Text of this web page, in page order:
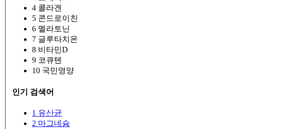
4 콜라겐
5 콘드로이친
6 멜라토닌
7 글루타치온
8 비타민D
9 코큐텐
10 국민영양
인기 검색어
1 유산균
2 마그네슘